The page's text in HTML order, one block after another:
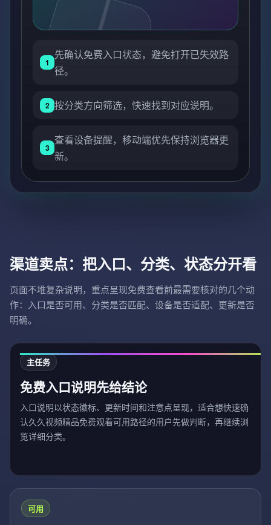
1
先确认免费入口状态，避免打开已失效路
径。
2 按分类方向筛选，快速找到对应说明。
3
查看设备提醒，移动端优先保持浏览器更
新。
渠道卖点：把入口、分类、状态分开看
页面不堆复杂说明，重点呈现免费查看前最需要核对的几个动
作：入口是否可用、分类是否匹配、设备是否适配、更新是否
明确。
主任务
免费入口说明先给结论
入口说明以状态徽标、更新时间和注意点呈现，适合想快速确
认久久视频精品免费观看可用路径的用户先做判断，再继续浏
览详细分类。
可用